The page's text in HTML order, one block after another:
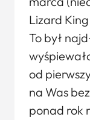
Lizard
To był
od
na Was
ponad rok